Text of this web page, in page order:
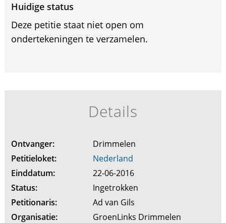
Huidige status
Deze petitie staat niet open om
ondertekeningen te verzamelen.
Details
Ontvanger:
Drimmelen
Petitieloket:
Nederland
Einddatum:
22-06-2016
Status:
Ingetrokken
Petitionaris:
Ad van Gils
Organisatie:
GroenLinks Drimmelen